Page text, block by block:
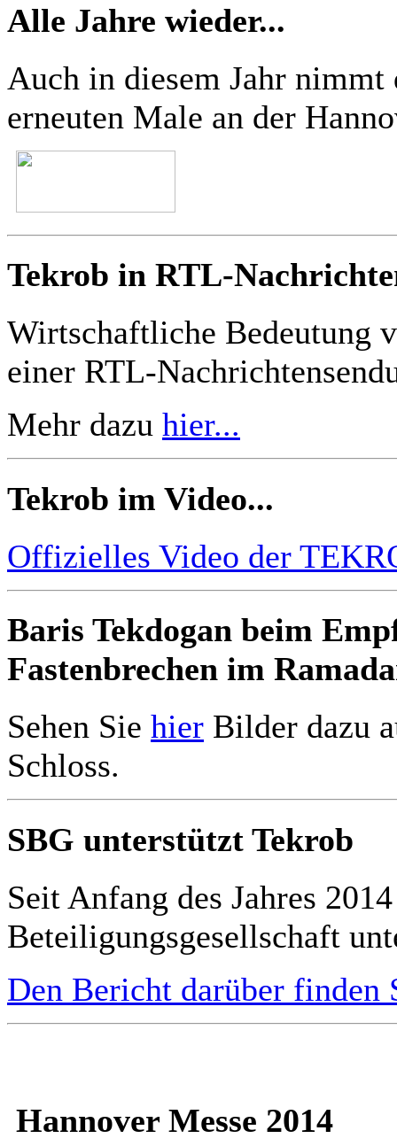
Alle Jahre wieder...
Auch in diesem Jahr
erneuten Male an der
Tekrob in RTL-
Wirtschaftliche Bedeutung
einer RTL-
Mehr dazu hier...
Tekrob im Video...
Offizielles Video der
Baris Tekdogan beim
Fastenbrechen im
Sehen Sie hier Bilder dazu
Schloss.
SBG unterstützt Tekrob
Seit Anfang des Jahres
Beteiligungsgesellschaft
Den Bericht darüber finden
Hannover Messe 2014